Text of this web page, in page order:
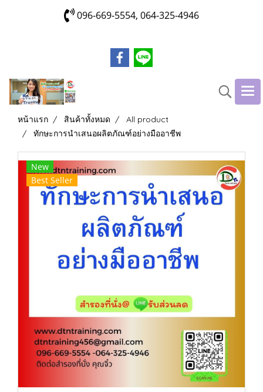
096-669-5554, 064-325-4946
หน้าแรก สินค้าทั้งหมด
All product
ทักษะการนำเสนอผลิตภัณฑ์อย่างมืออาชีพ
New
Best Seller